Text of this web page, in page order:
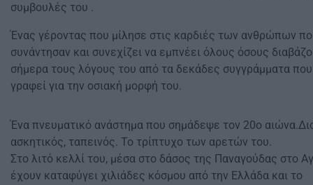
συμβουλές του .
Ένας γέροντας που μίλησε στις καρδιές των ανθρώπων
συνάντησαν και συνεχίζει να εμπνέει όλους όσους
σήμερα τους λόγους του από τα δεκάδες συγγράμματα
γραφεί για την οσιακή μορφή του.
Ένα πνευματικό ανάστημα που σημάδεψε τον 20ο
ασκητικός, ταπεινός. Το τρίπτυχο των αρετών του.
Στο λιτό κελλί του, μέσα στο δάσος της Παναγούδας στο
έχουν καταφύγει χιλιάδες κόσμου από την Ελλάδα και το